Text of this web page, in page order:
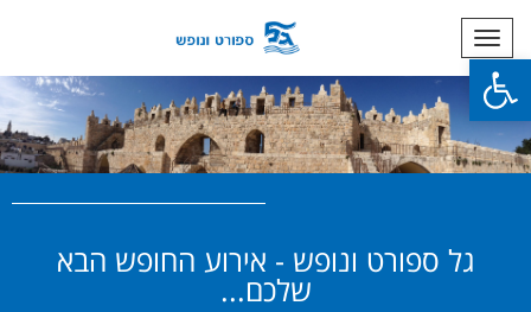
פתח סרגל נגישות
תפריט
גל ספורט ונופש - אירוע החופש הבא
שלכם...